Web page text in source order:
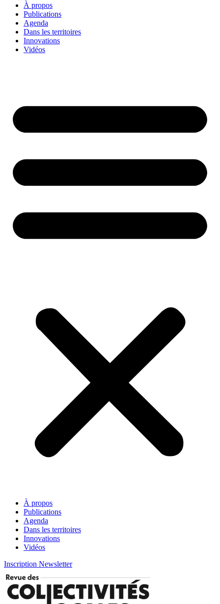
À propos
Publications
Agenda
Dans les territoires
Innovations
Vidéos
À propos
Publications
Agenda
Dans les territoires
Innovations
Vidéos
Inscription Newsletter